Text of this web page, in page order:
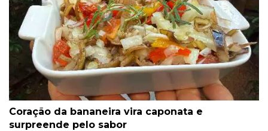
Coração da bananeira vira caponata e
surpreende pelo sabor